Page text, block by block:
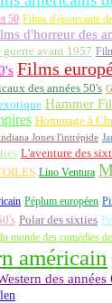
50 Films d'épouvante
d'horreur des
guerre avant 1957
Films
des années 50's
Hammer
Hommage à
Jones l'intrépide
L'aventure des
Lino Ventura
Péplum européen
Polar des sixties
monde des comédies
américain
des années